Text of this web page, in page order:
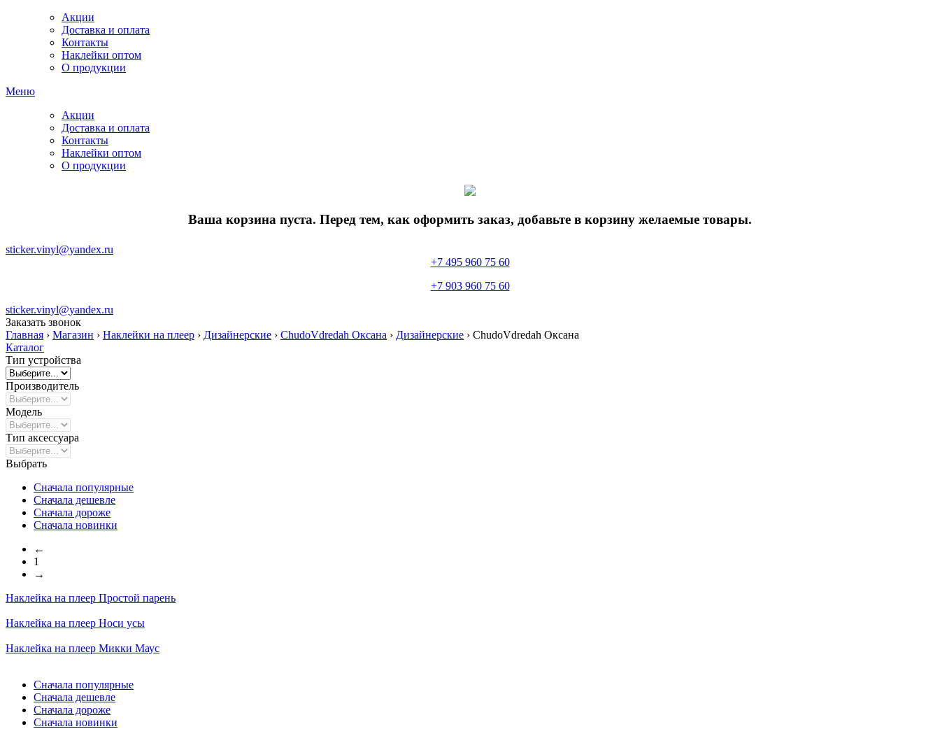
Акции
Доставка и оплата
Контакты
Наклейки оптом
О продукции
Меню
Акции
Доставка и оплата
Контакты
Наклейки оптом
О продукции
Ваша корзина пуста. Перед тем, как оформить заказ, добавьте в корзину желаемые товары.
sticker.vinyl@yandex.ru
+7 495 960 75 60
+7 903 960 75 60
sticker.vinyl@yandex.ru
Заказать звонок
Главная › Магазин › Наклейки на плеер › Дизайнерские › ChudoVdredah Оксана › Дизайнерские › ChudoVdredah Оксана
Каталог
Тип устройства
Производитель
Модель
Тип аксессуара
Выбрать
Сначала популярные
Сначала дешевле
Сначала дороже
Сначала новинки
←
1
→
Наклейка на плеер Простой парень
Наклейка на плеер Носи усы
Наклейка на плеер Микки Маус
Сначала популярные
Сначала дешевле
Сначала дороже
Сначала новинки